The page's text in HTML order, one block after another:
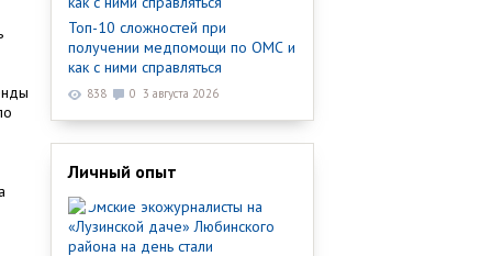
Топ-10 сложностей при
получении медпомощи по ОМС и
как с ними справляться
838 0 3 августа 2026
Личный опыт